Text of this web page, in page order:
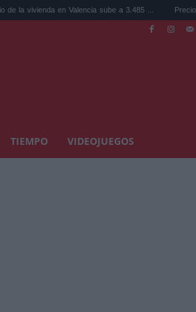
Valencia sube a 3.485 ... Precio de la luz hoy,
TIEMPO VIDEOJUEGOS